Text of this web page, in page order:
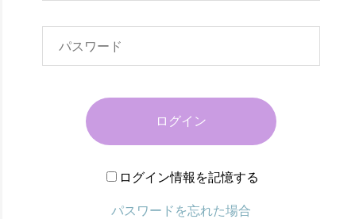
ログイン
ログイン情報を記憶する
パスワードを忘れた場合